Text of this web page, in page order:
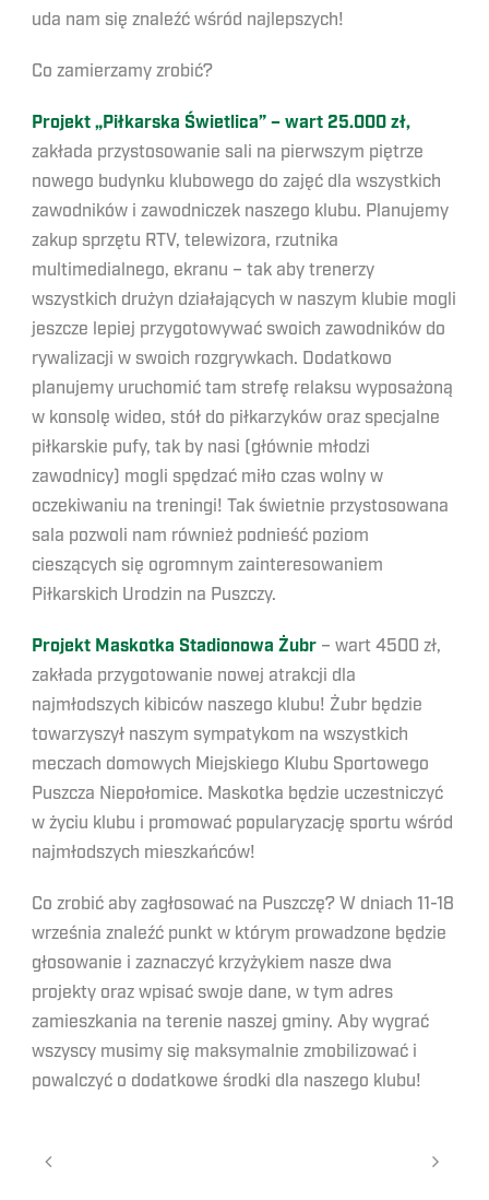
uda nam się znaleźć wśród najlepszych!
Co zamierzamy zrobić?
Projekt „Piłkarska Świetlica” – wart 25.000 zł,
zakłada przystosowanie sali na pierwszym piętrze
nowego budynku klubowego do zajęć dla wszystkich
zawodników i zawodniczek naszego klubu. Planujemy
zakup sprzętu RTV, telewizora, rzutnika
multimedialnego, ekranu – tak aby trenerzy
wszystkich drużyn działających w naszym klubie mogli
jeszcze lepiej przygotowywać swoich zawodników do
rywalizacji w swoich rozgrywkach. Dodatkowo
planujemy uruchomić tam strefę relaksu wyposażoną
w konsolę wideo, stół do piłkarzyków oraz specjalne
piłkarskie pufy, tak by nasi (głównie młodzi
zawodnicy) mogli spędzać miło czas wolny w
oczekiwaniu na treningi! Tak świetnie przystosowana
sala pozwoli nam również podnieść poziom
cieszących się ogromnym zainteresowaniem
Piłkarskich Urodzin na Puszczy.
Projekt Maskotka Stadionowa Żubr – wart 4500 zł,
zakłada przygotowanie nowej atrakcji dla
najmłodszych kibiców naszego klubu! Żubr będzie
towarzyszył naszym sympatykom na wszystkich
meczach domowych Miejskiego Klubu Sportowego
Puszcza Niepołomice. Maskotka będzie uczestniczyć
w życiu klubu i promować popularyzację sportu wśród
najmłodszych mieszkańców!
Co zrobić aby zagłosować na Puszczę? W dniach 11-18
września znaleźć punkt w którym prowadzone będzie
głosowanie i zaznaczyć krzyżykiem nasze dwa
projekty oraz wpisać swoje dane, w tym adres
zamieszkania na terenie naszej gminy. Aby wygrać
wszyscy musimy się maksymalnie zmobilizować i
powalczyć o dodatkowe środki dla naszego klubu!